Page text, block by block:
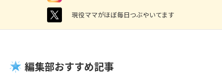
twitter 現役ママがほぼ毎日つぶやいてます
編集部おすすめ記事